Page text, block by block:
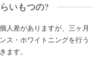
いもつの?
人差がありますが、三ヶ月
ス・ホワイトニングを行う
ます。